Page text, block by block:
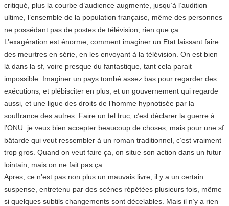
critiqué, plus la courbe d’audience augmente, jusqu’à l’audition
ultime, l’ensemble de la population française, même des personnes
ne possédant pas de postes de télévision, rien que ça.
L’exagération est énorme, comment imaginer un Etat laissant faire
des meurtres en série, en les envoyant à la télévision. On est bien
là dans la sf, voire presque du fantastique, tant cela parait
impossible. Imaginer un pays tombé assez bas pour regarder des
exécutions, et plébisciter en plus, et un gouvernement qui regarde
aussi, et une ligue des droits de l’homme hypnotisée par la
souffrance des autres. Faire un tel truc, c’est déclarer la guerre à
l’ONU. je veux bien accepter beaucoup de choses, mais pour une sf
bâtarde qui veut ressembler à un roman traditionnel, c’est vraiment
trop gros. Quand on veut faire ça, on situe son action dans un futur
lointain, mais on ne fait pas ça.
Apres, ce n’est pas non plus un mauvais livre, il y a un certain
suspense, entretenu par des scènes répétées plusieurs fois, même
si quelques subtils changements sont décelables. Mais il n’y a rien